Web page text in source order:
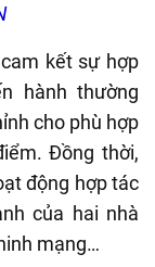
kết sự hợp
hành thường
cho phù hợp
Đồng thời,
động hợp tác
của hai nhà
mạng…